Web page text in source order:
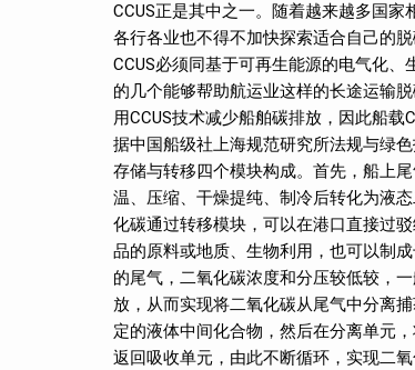
CCUS正是其中之一。随着越来越多国家
各行各业也不得不加快探索适合自己的
CCUS必须同基于可再生能源的电气化
的几个能够帮助航运业这样的长途运输
用CCUS技术减少船舶碳排放，因此船载
据中国船级社上海规范研究所法规与绿
存储与转移四个模块构成。首先，船上
温、压缩、干燥提纯、制冷后转化为液
化碳通过转移模块，可以在港口直接过
品的原料或地质、生物利用，也可以制
的尾气，二氧化碳浓度和分压较低较，
放，从而实现将二氧化碳从尾气中分离
定的液体中间化合物，然后在分离单元
返回吸收单元，由此不断循环，实现二